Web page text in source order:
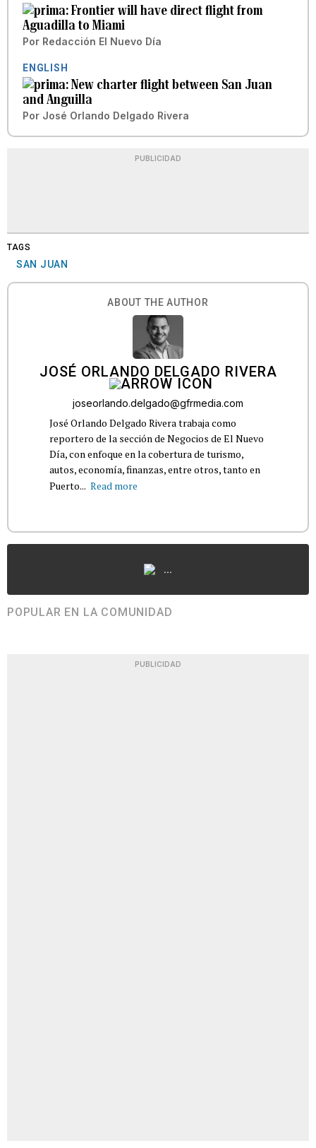
Frontier will have direct flight from
Aguadilla to Miami
Por Redacción El Nuevo Día
ENGLISH
New charter flight between San Juan
and Anguilla
Por José Orlando Delgado Rivera
PUBLICIDAD
TAGS
SAN JUAN
ABOUT THE AUTHOR
JOSÉ ORLANDO DELGADO RIVERA
joseorlando.delgado@gfrmedia.com
José Orlando Delgado Rivera trabaja como
reportero de la sección de Negocios de El Nuevo
Día, con enfoque en la cobertura de turismo,
autos, economía, finanzas, entre otros, tanto en
Puerto... Read more
...
POPULAR EN LA COMUNIDAD
PUBLICIDAD